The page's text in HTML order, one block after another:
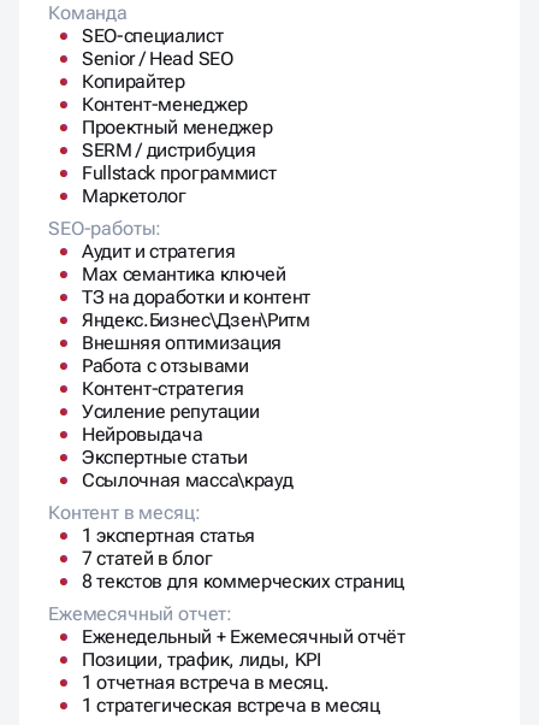
Команда
SEO-специалист
Senior / Head SEO
Копирайтер
Контент-менеджер
Проектный менеджер
SERM / дистрибуция
Fullstack программист
Маркетолог
SEO-работы:
Аудит и стратегия
Max семантика ключей
ТЗ на доработки и контент
Яндекс.Бизнес\Дзен\Ритм
Внешняя оптимизация
Работа с отзывами
Контент-стратегия
Усиление репутации
Нейровыдача
Экспертные статьи
Ссылочная масса\крауд
Контент в месяц:
1 экспертная статья
7 статей в блог
8 текстов для коммерческих страниц
Ежемесячный отчет:
Еженедельный + Ежемесячный отчёт
Позиции, трафик, лиды, KPI
1 отчетная встреча в месяц.
1 стратегическая встреча в месяц